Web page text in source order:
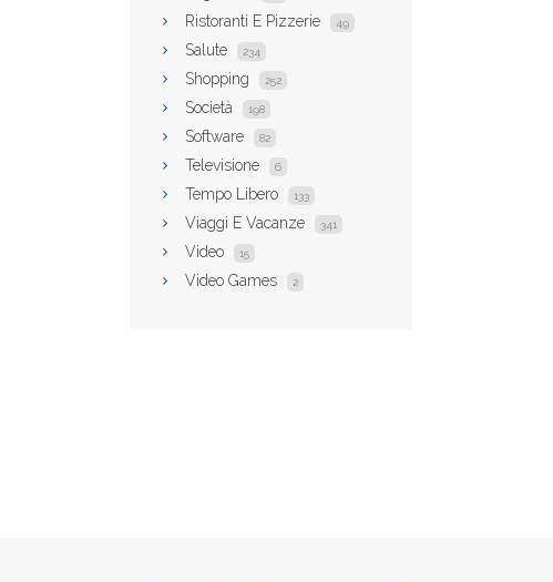
Ristoranti E Pizzerie 49
Salute 234
Shopping 252
Società 198
Software 82
Televisione 6
Tempo Libero 133
Viaggi E Vacanze 341
Video 15
Video Games 2